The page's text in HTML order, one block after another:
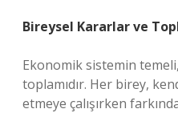
Bireysel Kararlar ve
Ekonomik sistemin
toplamıdır. Her birey,
etmeye çalışırken